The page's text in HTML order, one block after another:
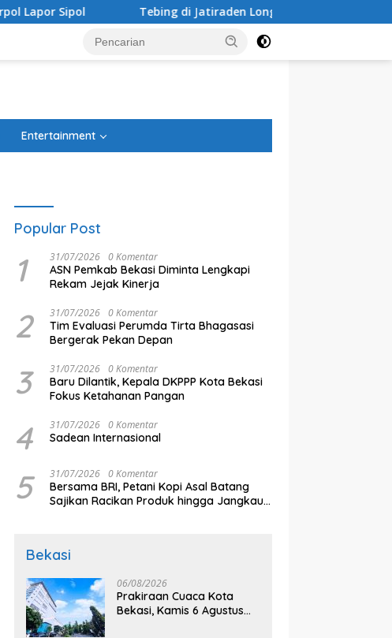
Tebing di Jatiraden Longsor Nyaris Tutup Akses Jalan
Entertainment
Popular Post
1 31/07/2026 0 Komentar
ASN Pemkab Bekasi Diminta Lengkapi
Rekam Jejak Kinerja
2 31/07/2026 0 Komentar
Tim Evaluasi Perumda Tirta Bhagasasi
Bergerak Pekan Depan
3 31/07/2026 0 Komentar
Baru Dilantik, Kepala DKPPP Kota Bekasi
Fokus Ketahanan Pangan
4 31/07/2026 0 Komentar
Sadean Internasional
5 31/07/2026 0 Komentar
Bersama BRI, Petani Kopi Asal Batang
Sajikan Racikan Produk hingga Jangkau
Bekasi
06/08/2026
Prakiraan Cuaca Kota
Bekasi, Kamis 6 Agustus